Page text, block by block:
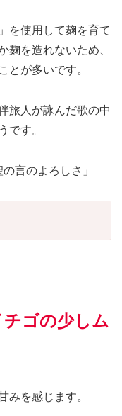
使用して麹を育て
麹を造れないため、
とが多いです。
旅人が詠んだ歌の中
です。
言のよろしさ」
チゴの少しム
みを感じます。